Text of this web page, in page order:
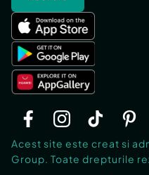
Acest site este creat si
Group. Toate drepturile